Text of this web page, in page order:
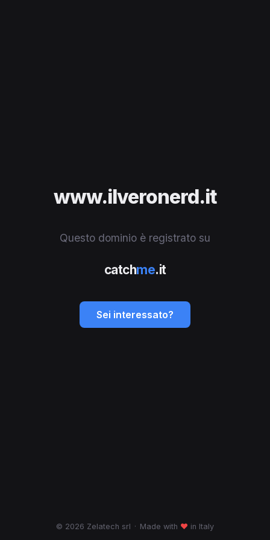
www.ilveronerd.it
Questo dominio è registrato su
catchme.it
Sei interessato?
© 2026 Zelatech srl · Made with ♥ in Italy